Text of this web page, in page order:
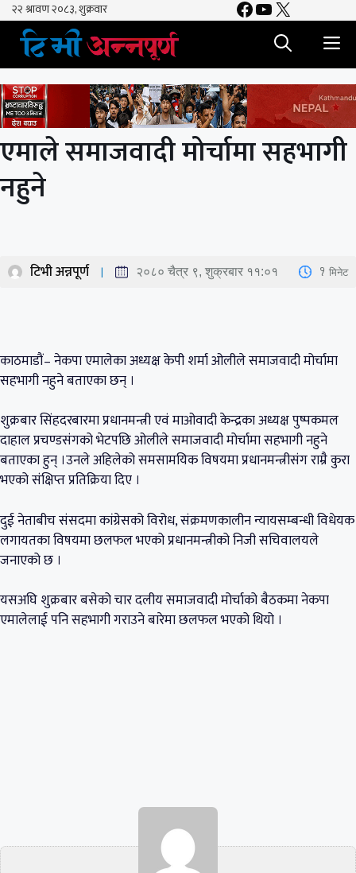
Skip
content
Facebook
YouTube
X
एमाले समाजवादी मोर्चामा सहभागी
नहुने
टिभी अन्नपूर्ण २०८० चैत्र ९, शुक्रबार ११:०१ 1 मिनेट
काठमाडौं– नेकपा एमालेका अध्यक्ष केपी शर्मा ओलीले समाजवादी मोर्चामा
सहभागी नहुने बताएका छन् ।
शुक्रबार सिंहदरबारमा प्रधानमन्त्री एवं माओवादी केन्द्रका अध्यक्ष पुष्पकमल
दाहाल प्रचण्डसंगको भेटपछि ओलीले समाजवादी मोर्चामा सहभागी नहुने
बताएका हुन् ।उनले अहिलेको समसामयिक विषयमा प्रधानमन्त्रीसंग राम्रै कुरा
भएको संक्षिप्त प्रतिक्रिया दिए ।
दुई नेताबीच संसदमा कांग्रेसको विरोध, संक्रमणकालीन न्यायसम्बन्धी विधेयक
लगायतका विषयमा छलफल भएको प्रधानमन्त्रीको निजी सचिवालयले
जनाएको छ ।
यसअघि शुक्रबार बसेको चार दलीय समाजवादी मोर्चाको बैठकमा नेकपा
एमालेलाई पनि सहभागी गराउने बारेमा छलफल भएको थियो ।